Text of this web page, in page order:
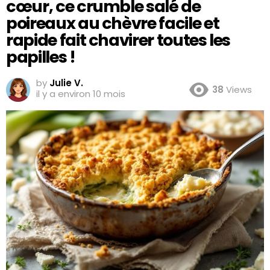
cœur, ce crumble salé de
poireaux au chèvre facile et
rapide fait chavirer toutes les
papilles !
by Julie V.
il y a environ 10 mois
38 Views